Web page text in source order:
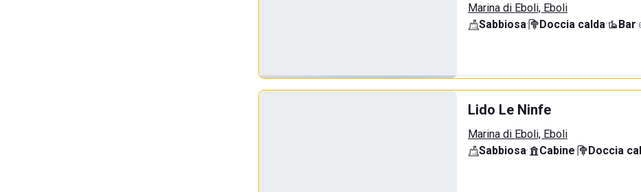
Marina di Eboli, Eboli
Sabbiosa· Doccia calda· Bar·
Lido Le Ninfe
Marina di Eboli, Eboli
Sabbiosa· Cabine· Doccia